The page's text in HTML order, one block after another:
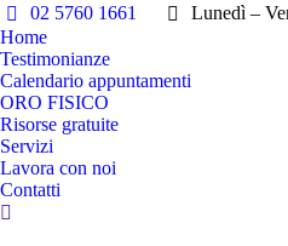
02 5760 1661 Lunedì –
Home
Testimonianze
Calendario appuntamenti
ORO FISICO
Risorse gratuite
Servizi
Lavora con noi
Contatti